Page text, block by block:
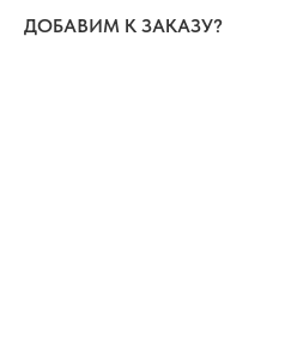
ДОБАВИМ К ЗАКАЗУ?